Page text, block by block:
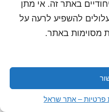
באתר זה. אי מתן
להשפיע לרעה על
מסוימות באתר.
פרטיות – אתר שראל